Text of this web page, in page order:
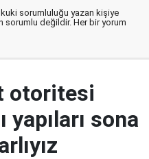
sorumluluğu yazan kişiye
sorumlu değildir. Her bir yorum
otoritesi
yapıları sona